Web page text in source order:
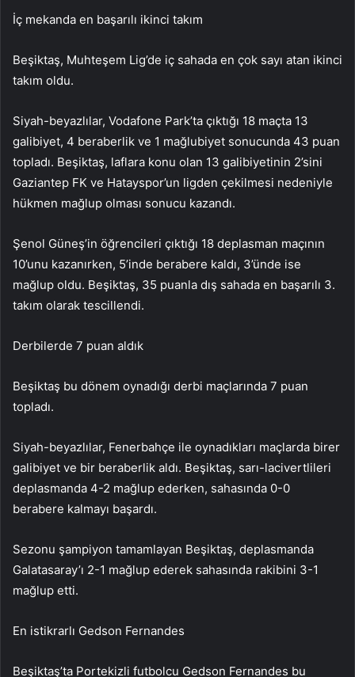
İç mekanda en başarılı ikinci takım
Beşiktaş, Muhteşem Lig’de iç sahada en çok sayı atan ikinci
takım oldu.
Siyah-beyazlılar, Vodafone Park’ta çıktığı 18 maçta 13
galibiyet, 4 beraberlik ve 1 mağlubiyet sonucunda 43 puan
topladı. Beşiktaş, laflara konu olan 13 galibiyetinin 2’sini
Gaziantep FK ve Hatayspor’un ligden çekilmesi nedeniyle
hükmen mağlup olması sonucu kazandı.
Şenol Güneş’in öğrencileri çıktığı 18 deplasman maçının
10’unu kazanırken, 5’inde berabere kaldı, 3’ünde ise
mağlup oldu. Beşiktaş, 35 puanla dış sahada en başarılı 3.
takım olarak tescillendi.
Derbilerde 7 puan aldık
Beşiktaş bu dönem oynadığı derbi maçlarında 7 puan
topladı.
Siyah-beyazlılar, Fenerbahçe ile oynadıkları maçlarda birer
galibiyet ve bir beraberlik aldı. Beşiktaş, sarı-lacivertlileri
deplasmanda 4-2 mağlup ederken, sahasında 0-0
berabere kalmayı başardı.
Sezonu şampiyon tamamlayan Beşiktaş, deplasmanda
Galatasaray’ı 2-1 mağlup ederek sahasında rakibini 3-1
mağlup etti.
En istikrarlı Gedson Fernandes
Beşiktaş’ta Portekizli futbolcu Gedson Fernandes bu